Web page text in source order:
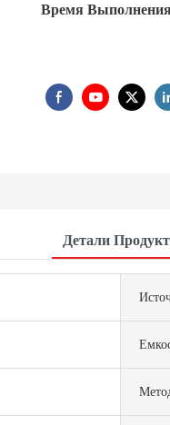
Время Выполнения
Детали